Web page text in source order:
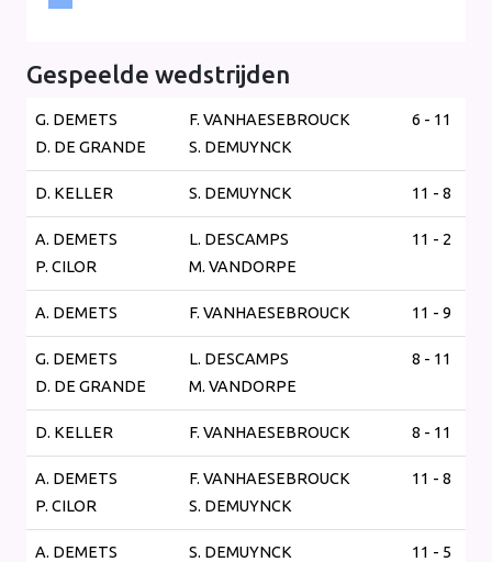
Gespeelde wedstrijden
G. DEMETS
D. DE GRANDE
F. VANHAESEBROUCK
S. DEMUYNCK
6 - 11
D. KELLER S. DEMUYNCK 11 - 8
A. DEMETS
P. CILOR
L. DESCAMPS
M. VANDORPE
11 - 2
A. DEMETS F. VANHAESEBROUCK 11 - 9
G. DEMETS
D. DE GRANDE
L. DESCAMPS
M. VANDORPE
8 - 11
D. KELLER F. VANHAESEBROUCK 8 - 11
A. DEMETS
P. CILOR
F. VANHAESEBROUCK
S. DEMUYNCK
11 - 8
A. DEMETS S. DEMUYNCK 11 - 5